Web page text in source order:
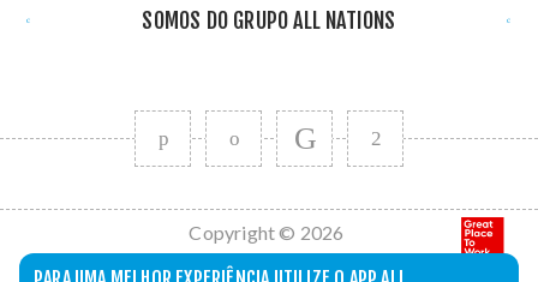
SOMOS DO GRUPO ALL NATIONS
Copyright © 2026
All Nations. Todos